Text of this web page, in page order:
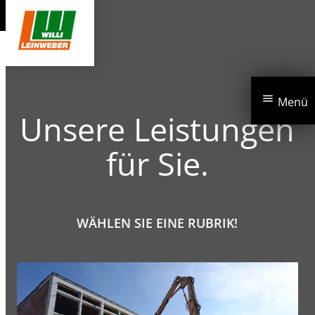
menu Menü
Unsere Leistungen
für Sie.
WÄHLEN SIE EINE RUBRIK!